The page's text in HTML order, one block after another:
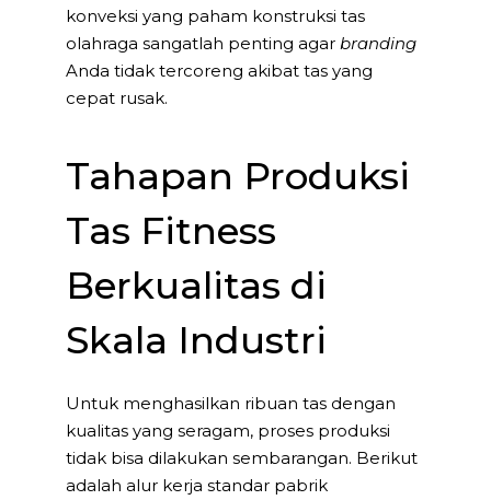
konveksi yang paham konstruksi tas
olahraga sangatlah penting agar branding
Anda tidak tercoreng akibat tas yang
cepat rusak.
Tahapan Produksi
Tas Fitness
Berkualitas di
Skala Industri
Untuk menghasilkan ribuan tas dengan
kualitas yang seragam, proses produksi
tidak bisa dilakukan sembarangan. Berikut
adalah alur kerja standar pabrik